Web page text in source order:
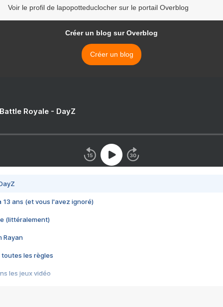
Voir le profil de lapopotteduclocher sur le portail Overblog
Créer un blog sur Overblog
Créer un blog
Royale - DayZ
13 ans (et vous l'avez ignoré)
(littéralement)
Rayan
toutes les règles
les jeux vidéo